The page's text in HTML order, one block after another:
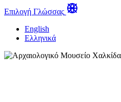
Επιλογή Γλώσσας
English
Ελληνικά